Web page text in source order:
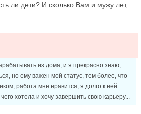
ли дети? И сколько Вам и мужу лет,
из дома, и я прекрасно знаю,
но ему важен мой статус, тем более, что
работа мне нравится, я долго к ней
хотела и хочу завершить свою карьеру...